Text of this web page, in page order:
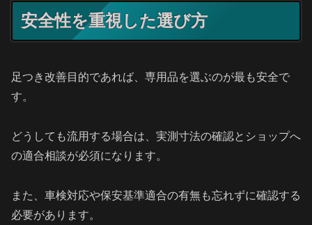
安全性を重視した選び方
足つき改善目的であれば、専用品を選ぶのが最も安全で
す。
どうしても流用する場合は、実測寸法の確認とショップへ
の適合相談が必須になります。
また、車検対応や保安基準適合の有無も忘れずに確認する
必要があります。